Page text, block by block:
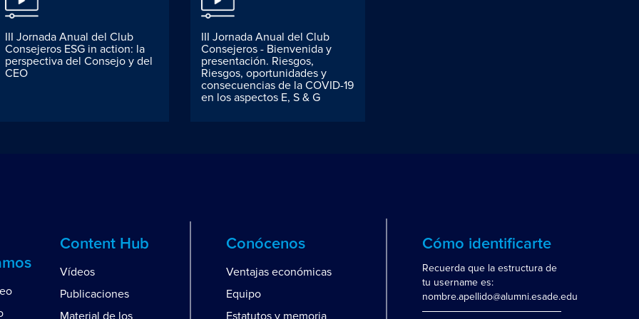
III Jornada Anual del Club
Consejeros ESG in action: la
perspectiva del Consejo y del
CEO
III Jornada Anual del Club
Consejeros - Bienvenida y
presentación. Riesgos,
Riesgos, oportunidades y
consecuencias de la COVID-19
en los aspectos E, S & G
Content Hub
Vídeos
Publicaciones
Material de los
Conócenos
Ventajas económicas
Equipo
Estatutos y memoria
Cómo identificarte
Recuerda que la estructura de
tu username es:
nombre.apellido@alumni.esade.edu